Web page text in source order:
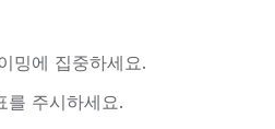
밍에 집중하세요.
를 주시하세요.